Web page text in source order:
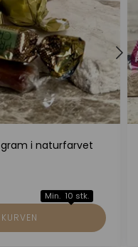
gram i naturfarvet
Min. 10 stk.